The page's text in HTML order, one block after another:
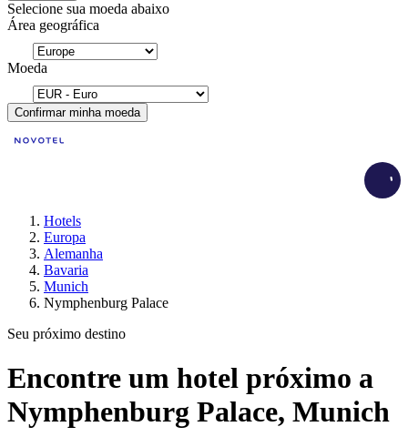
Selecione sua moeda abaixo
Área geográfica
Moeda
Confirmar minha moeda
Hotels
Europa
Alemanha
Bavaria
Munich
Nymphenburg Palace
Seu próximo destino
Encontre um hotel próximo a
Nymphenburg Palace, Munich